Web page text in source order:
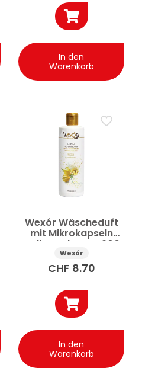
In den
Warenkorb
Wexór Wäscheduft
mit Mikrokapseln
Gelb Cashmere 200
ml
Wexór
CHF 8.70
In den
Warenkorb